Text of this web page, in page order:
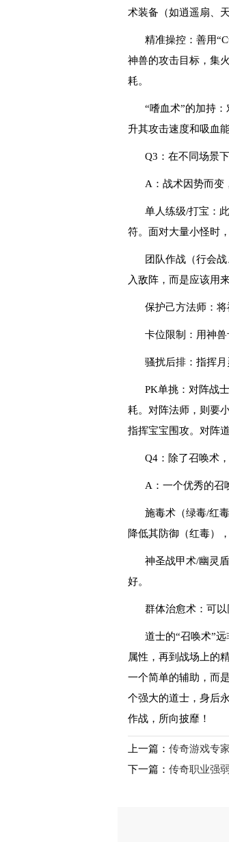
术装备（如逍遥扇、
精准操控：善用
神兽的攻击目标，集
耗。
“嗜血术”的加持
升其攻击速度和吸血
Q3：在不同场景
A：战术因势而变
单人练级/打宝：
符。面对大量小怪时
团队作战（行会
入敌阵，而是应该用来
保护己方法师：将
卡位限制：用神兽
骚扰后排：指挥
PK单挑：对阵战
耗。对阵法师，则要
指挥宝宝围攻。对阵
Q4：除了召唤术
A：一个优秀的召
施毒术（绿毒/红
降低其防御（红毒）
神圣战甲术/幽灵
好。
群体治愈术：可
道士的“召唤术”
属性，再到战场上的
一个简单的辅助，而
个强大的道士，身后
作战，所向披靡！
上一篇： 传奇游戏专
下一篇： 传奇职业强